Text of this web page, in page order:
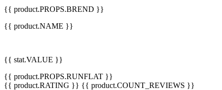
{{ product.PROPS.BREND }}
{{ product.NAME }}
{{ stat.VALUE }}
{{ product.PROPS.RUNFLAT }}
{{ product.RATING }} {{ product.COUNT_REVIEWS }}